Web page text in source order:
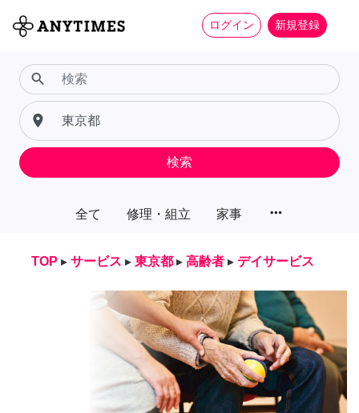
ログイン 新規登録
全て 修理・組立 家事 more_horiz
search
place
検索
TOP ▸ サービス ▸ 東京都 ▸ 高齢者 ▸ デイサービス